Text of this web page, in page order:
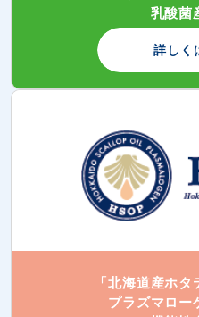
乳酸菌
詳しく
「北海道産ホ
プラズマロー